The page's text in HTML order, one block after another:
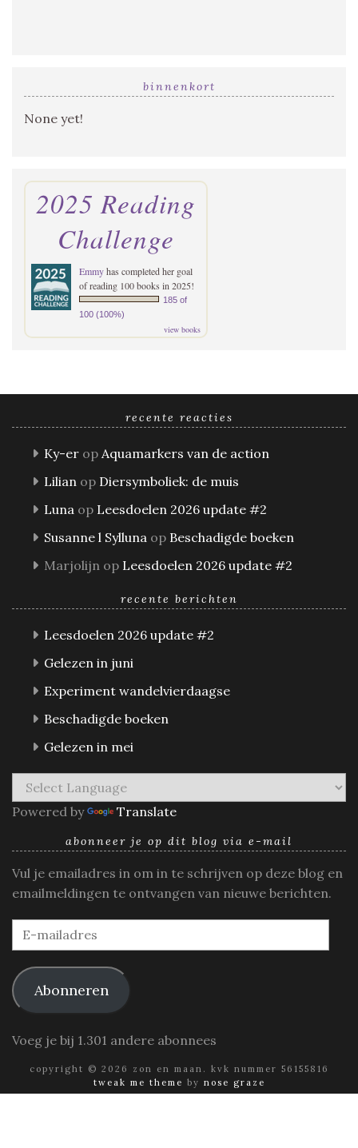
binnenkort
None yet!
2025 Reading
Challenge
Emmyhas completed her goal
of reading 100 books in 2025!
185 of
100 (100%)
view books
recente reacties
Ky-er op Aquamarkers van de action
Lilian op Diersymboliek: de muis
Luna op Leesdoelen 2026 update #2
Susanne l Sylluna op Beschadigde boeken
Marjolijn op Leesdoelen 2026 update #2
recente berichten
Leesdoelen 2026 update #2
Gelezen in juni
Experiment wandelvierdaagse
Beschadigde boeken
Gelezen in mei
Powered by Translate
abonneer je op dit blog via e-mail
Vul je emailadres in om in te schrijven op deze blog en
emailmeldingen te ontvangen van nieuwe berichten.
E-
mailadres
Abonneren
Voeg je bij 1.301 andere abonnees
copyright © 2026 zon en maan. kvk nummer 56155816
tweak me theme by nose graze